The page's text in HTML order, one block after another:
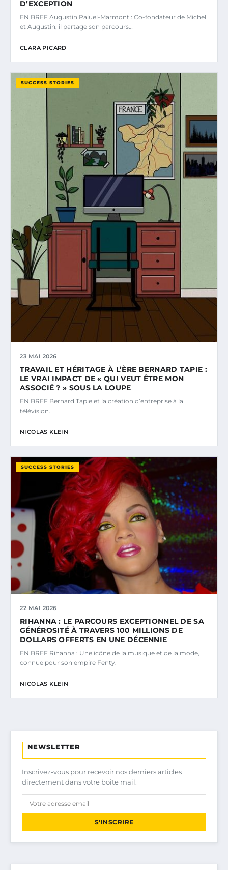
D’EXCEPTION
EN BREF Augustin Paluel-Marmont : Co-fondateur de Michel
et Augustin, il partage son parcours…
CLARA PICARD
SUCCESS STORIES
23 MAI 2026
TRAVAIL ET HÉRITAGE À L’ÈRE BERNARD TAPIE :
LE VRAI IMPACT DE « QUI VEUT ÊTRE MON
ASSOCIÉ ? » SOUS LA LOUPE
EN BREF Bernard Tapie et la création d’entreprise à la
télévision.
NICOLAS KLEIN
SUCCESS STORIES
22 MAI 2026
RIHANNA : LE PARCOURS EXCEPTIONNEL DE SA
GÉNÉROSITÉ À TRAVERS 100 MILLIONS DE
DOLLARS OFFERTS EN UNE DÉCENNIE
EN BREF Rihanna : Une icône de la musique et de la mode,
connue pour son empire Fenty.
NICOLAS KLEIN
NEWSLETTER
Inscrivez-vous pour recevoir nos derniers articles
directement dans votre boîte mail.
S'INSCRIRE